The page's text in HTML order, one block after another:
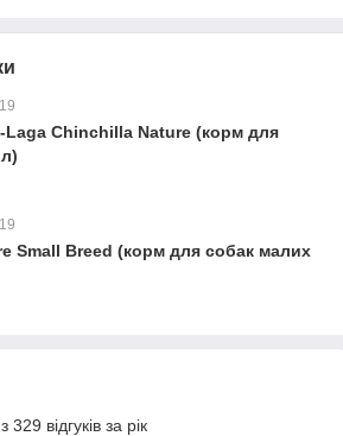
Laga Chinchilla Nature (корм для
Small Breed (корм для собак малих
відгуків за рік